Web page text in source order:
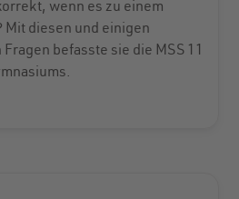
wenn es zu einem
diesen und einigen
befasste sie die MSS 11